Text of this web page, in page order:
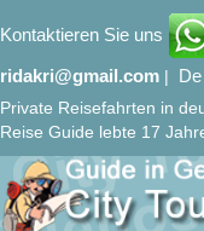
Kontaktieren Sie uns
ridakri@gmail.com | De
Private Reisefahrten in
Reise Guide lebte 17